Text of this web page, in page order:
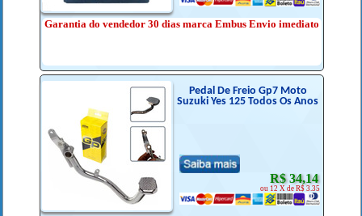
Garantia do vendedor 30 dias marca Embus Envio imediato
Pedal De Freio Gp7 Moto
Suzuki Yes 125 Todos Os Anos
R$ 34,14
ou 12 X de R$ 3.35